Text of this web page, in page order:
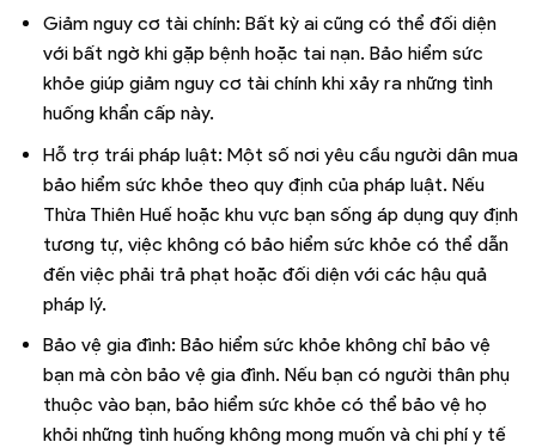
Giảm nguy cơ tài chính: Bất kỳ ai cũng có thể đối diện
với bất ngờ khi gặp bệnh hoặc tai nạn. Bảo hiểm sức
khỏe giúp giảm nguy cơ tài chính khi xảy ra những tình
huống khẩn cấp này.
Hỗ trợ trái pháp luật: Một số nơi yêu cầu người dân mua
bảo hiểm sức khỏe theo quy định của pháp luật. Nếu
Thừa Thiên Huế hoặc khu vực bạn sống áp dụng quy định
tương tự, việc không có bảo hiểm sức khỏe có thể dẫn
đến việc phải trả phạt hoặc đối diện với các hậu quả
pháp lý.
Bảo vệ gia đình: Bảo hiểm sức khỏe không chỉ bảo vệ
bạn mà còn bảo vệ gia đình. Nếu bạn có người thân phụ
thuộc vào bạn, bảo hiểm sức khỏe có thể bảo vệ họ
khỏi những tình huống không mong muốn và chi phí y tế